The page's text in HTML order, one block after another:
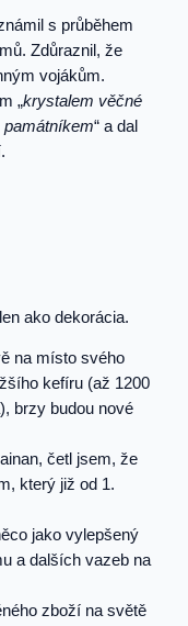
s průběhem
Zdůraznil, že
vojákům.
„krystalem věčné
“ a dal
na místo svého
kefíru (až 1200
brzy budou nové
četl jsem, že
který již od 1.
jako vylepšený
a dalších vazeb na
zboží na světě